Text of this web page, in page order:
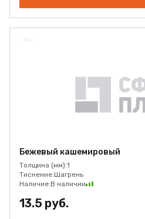
Бежевый кашемировый
Толщина (мм):1
Тиснение:Шагрень
Наличие:В наличии
13.5 руб.